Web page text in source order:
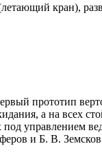
кран),
прототип
а на всех
управлением
и Б. В.